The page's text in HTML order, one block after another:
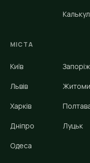
МІСТА
Київ
Львів
Харків
Дніпро
Одеса
Луцьк